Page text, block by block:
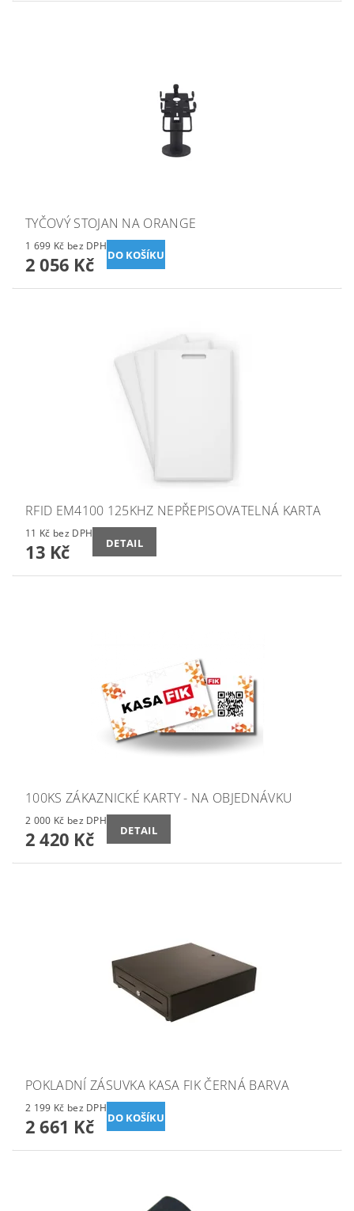
TYČOVÝ STOJAN NA ORANGE
1 699 Kč bez DPH
2 056 Kč
RFID EM4100 125KHZ NEPŘEPISOVATELNÁ KARTA
11 Kč bez DPH
13 Kč DETAIL
100KS ZÁKAZNICKÉ KARTY - NA OBJEDNÁVKU
2 000 Kč bez DPH
2 420 Kč DETAIL
POKLADNÍ ZÁSUVKA KASA FIK ČERNÁ BARVA
2 199 Kč bez DPH
2 661 Kč